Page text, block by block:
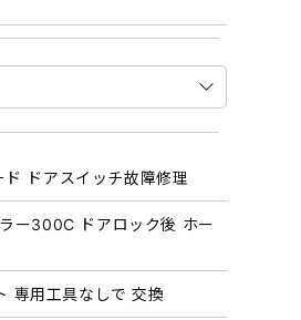
ドアスイッチ故障修理
ー300C ドアロック後 ホー
専用工具なしで 交換